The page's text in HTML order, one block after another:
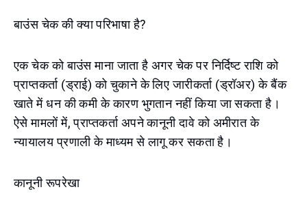
बाउंस चेक की क्या परिभाषा है?
एक चेक को बाउंस माना जाता है अगर चेक पर निर्दिष्ट राशि को
प्राप्तकर्ता (ड्राई) को चुकाने के लिए जारीकर्ता (ड्रॉअर) के बैंक
खाते में धन की कमी के कारण भुगतान नहीं किया जा सकता है।
ऐसे मामलों में, प्राप्तकर्ता अपने कानूनी दावे को अमीरात के
न्यायालय प्रणाली के माध्यम से लागू कर सकता है।
कानूनी रूपरेखा